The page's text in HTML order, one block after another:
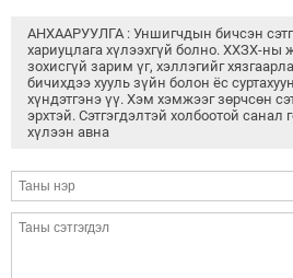
АНХААРУУЛГА : Уншигчдын бичсэн
хариуцлага хүлээхгүй болно. ХХЗХ-ны
зохисгүй зарим үг, хэллэгийг
бичихдээ хууль зүйн болон ёс
хүндэтгэнэ үү. Хэм хэмжээг зөрчсөн
эрхтэй. Сэтгэгдэлтэй холбоотой санал
хүлээн авна